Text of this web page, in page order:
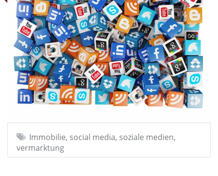
Immobilie, social media, soziale medien,
vermarktung